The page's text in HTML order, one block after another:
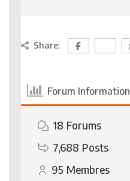
Share:
Forum Information
18 Forums
7,688 Posts
95 Membres